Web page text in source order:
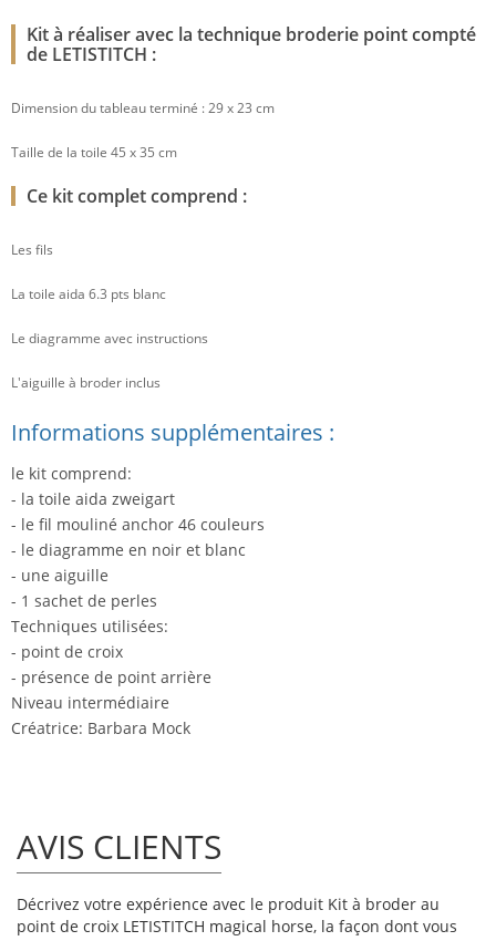
Kit à réaliser avec la technique broderie point compté
de LETISTITCH :
Dimension du tableau terminé : 29 x 23 cm
Taille de la toile 45 x 35 cm
Ce kit complet comprend :
Les fils
La toile aida 6.3 pts blanc
Le diagramme avec instructions
L'aiguille à broder inclus
Informations supplémentaires :
le kit comprend:
- la toile aida zweigart
- le fil mouliné anchor 46 couleurs
- le diagramme en noir et blanc
- une aiguille
- 1 sachet de perles
Techniques utilisées:
- point de croix
- présence de point arrière
Niveau intermédiaire
Créatrice: Barbara Mock
AVIS CLIENTS
Décrivez votre expérience avec le produit Kit à broder au
point de croix LETISTITCH magical horse, la façon dont vous